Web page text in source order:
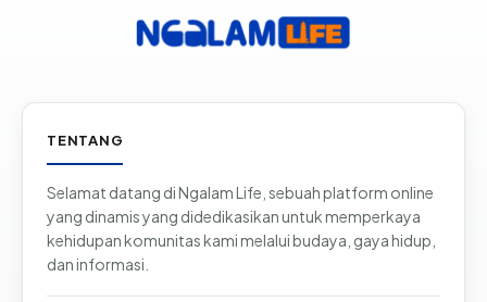
TENTANG
Selamat datang di Ngalam Life, sebuah platform online
yang dinamis yang didedikasikan untuk memperkaya
kehidupan komunitas kami melalui budaya, gaya hidup,
dan informasi.